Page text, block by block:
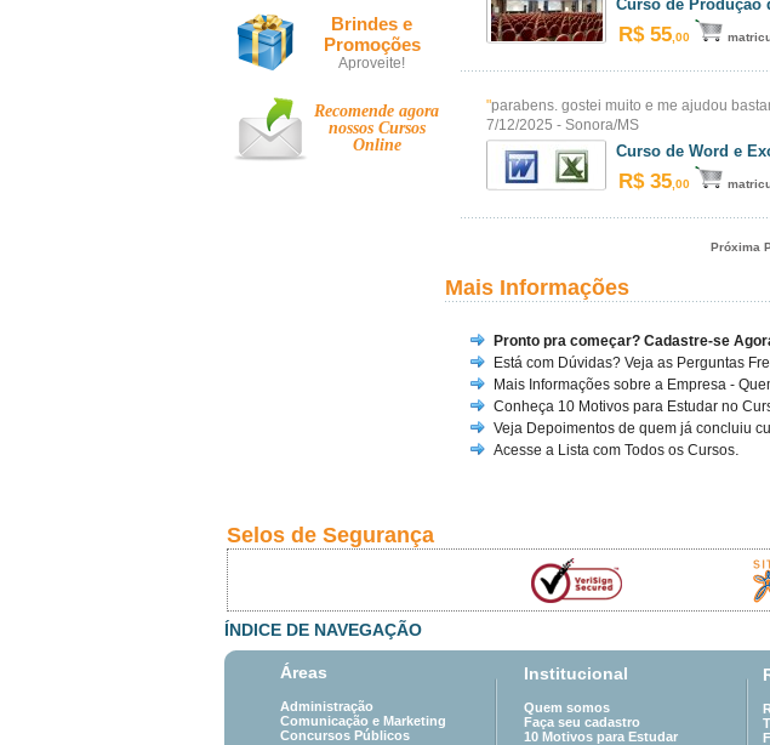
Brindes e
Promoções
Aproveite!
Recomende agora
nossos Cursos
Online
Curso de Produção
R$ 55 ,00
"parabens. gostei muito e me ajudou
7/12/2025 - Sonora/MS
Curso de Word e
R$ 35 ,00
Próxima
Mais Informações
Pronto pra começar? Cadastre-se
Está com Dúvidas? Veja as Perguntas
Mais Informações sobre a Empresa -
Conheça 10 Motivos para Estudar no
Veja Depoimentos de quem já concluiu
Acesse a Lista com Todos os Cursos.
Selos de Segurança
ÍNDICE DE NAVEGAÇÃO
Áreas
Administração
Comunicação e Marketing
Concursos Públicos
Institucional
Quem somos
Faça seu cadastro
10 Motivos para Estudar